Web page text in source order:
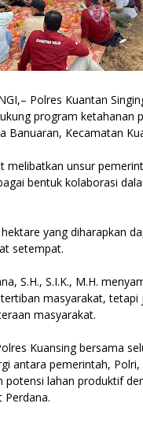
Polres Kuantan
program ketahanan
Kecamatan
melibatkan unsur
bentuk kolaborasi
yang diharapkan
setempat.
S.H., S.I.K., M.H.
masyarakat,
masyarakat.
Kuansing bersama
antara pemerintah,
lahan produktif
Perdana.